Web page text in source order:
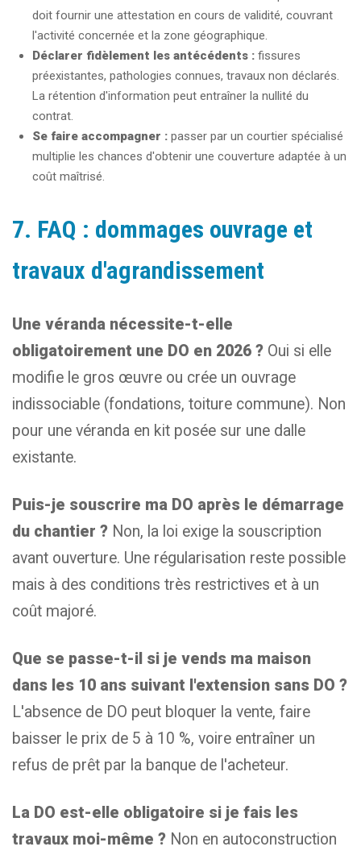
doit fournir une attestation en cours de validité, couvrant
l'activité concernée et la zone géographique.
Déclarer fidèlement les antécédents : fissures
préexistantes, pathologies connues, travaux non déclarés.
La rétention d'information peut entraîner la nullité du
contrat.
Se faire accompagner : passer par un courtier spécialisé
multiplie les chances d'obtenir une couverture adaptée à un
coût maîtrisé.
7. FAQ : dommages ouvrage et
travaux d'agrandissement
Une véranda nécessite-t-elle
obligatoirement une DO en 2026 ? Oui si elle
modifie le gros œuvre ou crée un ouvrage
indissociable (fondations, toiture commune). Non
pour une véranda en kit posée sur une dalle
existante.
Puis-je souscrire ma DO après le démarrage
du chantier ? Non, la loi exige la souscription
avant ouverture. Une régularisation reste possible
mais à des conditions très restrictives et à un
coût majoré.
Que se passe-t-il si je vends ma maison
dans les 10 ans suivant l'extension sans DO ?
L'absence de DO peut bloquer la vente, faire
baisser le prix de 5 à 10 %, voire entraîner un
refus de prêt par la banque de l'acheteur.
La DO est-elle obligatoire si je fais les
travaux moi-même ? Non en autoconstruction